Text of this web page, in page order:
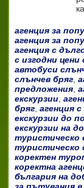
агенция за
агенция за
агенция с
с изгодни цени
автобуси
слънчев бряг,
предложения,
екскурзии,
бряг, агенция
екскурзии до
екскурзии на
туристическо
туристическо
коректен
коректна
българия на